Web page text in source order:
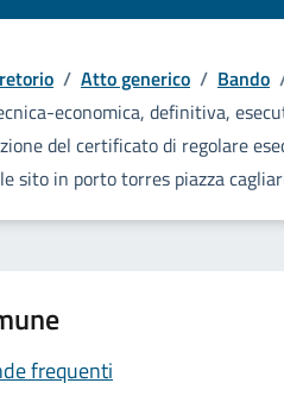
/ Atto generico / Bando
economica, definitiva,
del certificato di regolare
sito in porto torres piazza
frequenti